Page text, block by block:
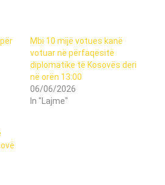
Mbi 10 mijë votues kanë
votuar në përfaqësitë
diplomatike të Kosovës deri
në orën 13:00
06/06/2026
In "Lajme"